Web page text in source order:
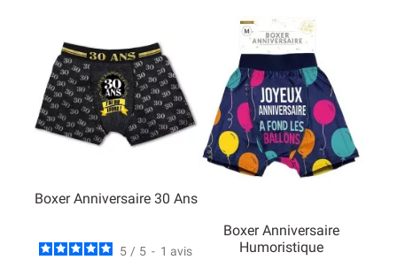
Boxer Anniversaire 30 Ans
5 / 5 - 1 avis
Boxer Anniversaire
Humoristique